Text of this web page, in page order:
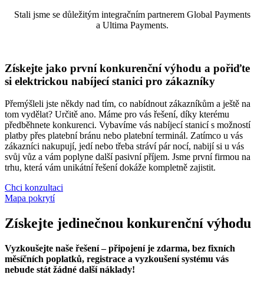
Stali jsme se důležitým integračním partnerem Global Payments
a Ultima Payments.
Získejte jako první konkurenční výhodu a pořiďte
si elektrickou nabíjecí stanici pro zákazníky
Přemýšleli jste někdy nad tím, co nabídnout zákazníkům a ještě na
tom vydělat? Určitě ano. Máme pro vás řešení, díky kterému
předběhnete konkurenci. Vybavíme vás nabíjecí stanicí s možností
platby přes platební bránu nebo platební terminál. Zatímco u vás
zákazníci nakupují, jedí nebo třeba stráví pár nocí, nabijí si u vás
svůj vůz a vám poplyne další pasivní příjem. Jsme první firmou na
trhu, která vám unikátní řešení dokáže kompletně zajistit.
Chci konzultaci
Mapa pokrytí
Získejte jedinečnou konkurenční výhodu
Vyzkoušejte naše řešení – připojení je zdarma, bez fixních
měsíčních poplatků, registrace a vyzkoušení systému vás
nebude stát žádné další náklady!